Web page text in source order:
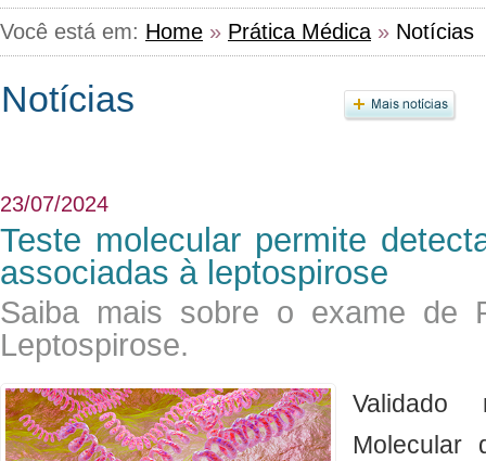
Você está em: Home » Prática Médica » Notícias
23/07/2024
Teste molecular permite
associadas à leptospirose
Saiba mais sobre o exame de
Leptospirose.
Molecular